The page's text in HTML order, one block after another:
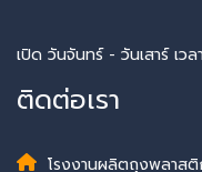
เปิด วันจันทร์ - วันเสาร์ เว
ติดต่อเรา
โรงงานผลิตถุงพลาส